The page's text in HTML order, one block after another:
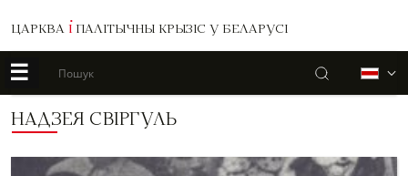
ЦАРКВА І ПАЛІТЫЧНЫ КРЫЗІС У БЕЛАРУСІ
☰ Пошук
НАДЗЕЯ СВІРГУЛЬ